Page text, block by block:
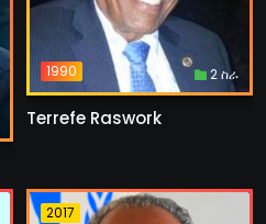
1990 2 ስራ
Terrefe Raswork
2017